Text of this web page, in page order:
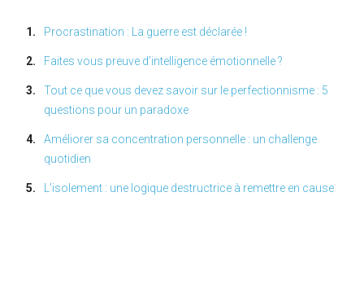
Procrastination : La guerre est déclarée !
Faites vous preuve d’intelligence émotionnelle ?
Tout ce que vous devez savoir sur le perfectionnisme : 5
questions pour un paradoxe
Améliorer sa concentration personnelle : un challenge
quotidien
L’isolement : une logique destructrice à remettre en cause